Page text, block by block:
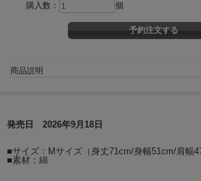
購入数： 個
商品説明
発売日 2026年9月18日
■サイズ：Mサイズ（身丈71cm/身幅51cm/肩幅
■素材：綿